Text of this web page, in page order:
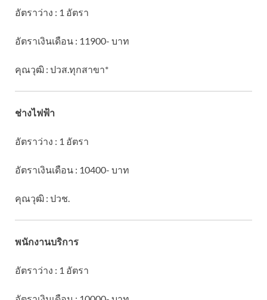
อัตราว่าง : 1 อัตรา
อัตราเงินเดือน : 11900- บาท
คุณวุฒิ : ปวส.ทุกสาขา*
ช่างไฟฟ้า
อัตราว่าง : 1 อัตรา
อัตราเงินเดือน : 10400- บาท
คุณวุฒิ : ปวช.
พนักงานบริการ
อัตราว่าง : 1 อัตรา